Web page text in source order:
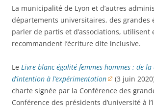
La municipalité de Lyon et d’autres
départements universitaires, des grandes
parler de partis et d’associations, utilisent
recommandent l’écriture dite inclusive.
Le Livre blanc égalité femmes-hommes : de
d’intention à l’expérimentation
(3 juin
charte signée par la Conférence des
Conférence des présidents d’université à